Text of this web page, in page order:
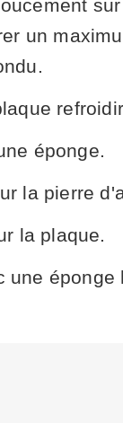
un
éponge.
la pierre
la plaque.
une éponge